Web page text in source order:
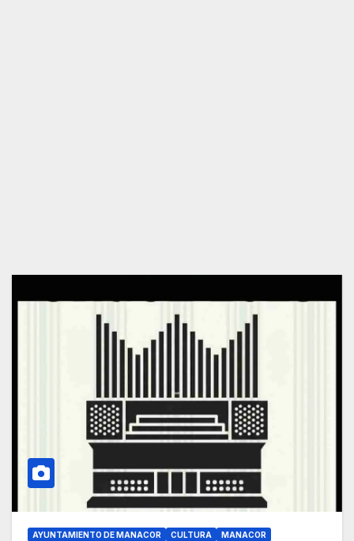
AYUNTAMIENTO DE MANACOR CULTURA MANACOR